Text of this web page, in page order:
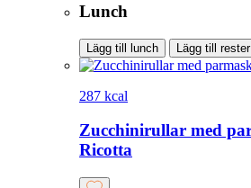
Lunch
Lägg till lunch Lägg till rester
287 kcal
Zucchinirullar med
Ricotta